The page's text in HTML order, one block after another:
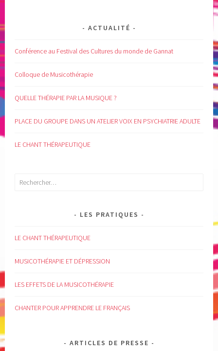
ACTUALITÉ
Conférence au Festival des Cultures du monde de Gannat
Colloque de Musicothérapie
QUELLE THÉRAPIE PAR LA MUSIQUE ?
PLACE DU GROUPE DANS UN ATELIER VOIX EN PSYCHIATRIE ADULTE
LE CHANT THÉRAPEUTIQUE
Rechercher :
LES PRATIQUES
LE CHANT THÉRAPEUTIQUE
MUSICOTHÉRAPIE ET DÉPRESSION
LES EFFETS DE LA MUSICOTHÉRAPIE
CHANTER POUR APPRENDRE LE FRANÇAIS
ARTICLES DE PRESSE